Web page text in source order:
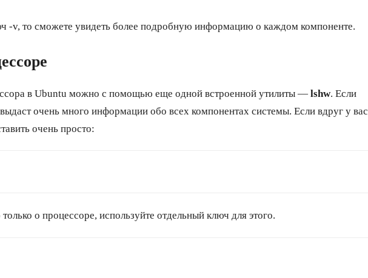
-v, то сможете увидеть более подробную информацию о каждом компоненте.
в Ubuntu можно с помощью еще одной встроенной утилиты — lshw. Если
очень много информации обо всех компонентах системы. Если вдруг у вас
очень просто:
о процессоре, используйте отдельный ключ для этого.